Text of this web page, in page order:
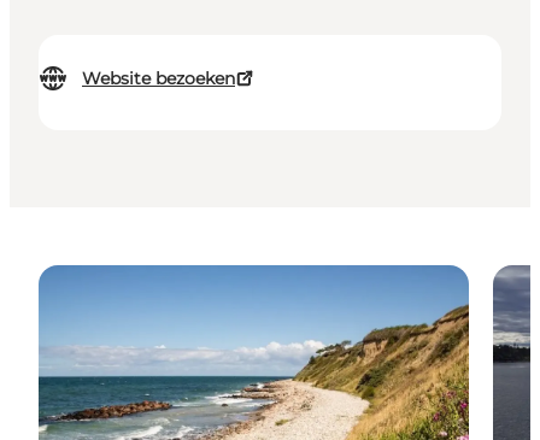
Website bezoeken